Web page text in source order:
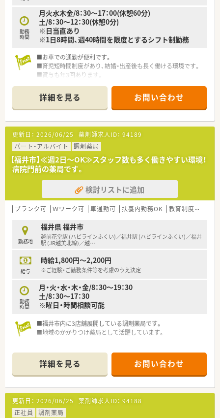
勤務
時間
月火水木金/8：30～17：00(休憩60分)
土/8：30～12：30(休憩0分)
※日当直あり
※1日8時間、週40時間を限度とするシフト制勤務
■お車での通勤が便利です。
■育児短時間制度があり、結婚・出産後も長く働ける環境です。
■賞与も年3回あります。
詳細を見る お問い合わせ
更新日： 2026/06/25 薬剤師求人ID： 94189
パート・アルバイト
調剤薬局
【福井市】≪週2日～OK≫スタッフ数も多く働きやすい環境！
病院門前の薬局です。
検討リストに追加
ブランク可 Ｗワーク可 車通勤可 扶養内勤務OK 教育制度あり
勤務地
福井県 福井市
越前花堂駅 (ハピラインふくい)／福井駅 (ハピラインふくい)／福井
駅 (JR越美北線)／越…
給与
時給1,800円～2,200円
※ご経験・ご勤務条件等を考慮のうえ決定
勤務
時間
月・火・水・木・金/8：30～19：30
土/8：30～17：30
※曜日・時間相談可能
■福井市内に3店舗展開している調剤薬局です。
■地域のかかりつけ薬局として活躍しています。
詳細を見る お問い合わせ
更新日： 2026/06/25 薬剤師求人ID： 94188
正社員
調剤薬局